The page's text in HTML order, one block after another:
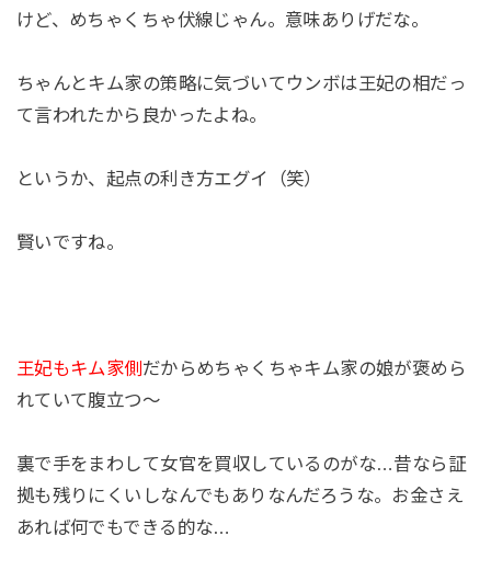
けど、めちゃくちゃ伏線じゃん。意味ありげだな。
ちゃんとキム家の策略に気づいてウンボは王妃の相だっ
て言われたから良かったよね。
というか、起点の利き方エグイ（笑）
賢いですね。
王妃もキム家側 だからめちゃくちゃキム家の娘が褒めら
れていて腹立つ～
裏で手をまわして女官を買収しているのがな…昔なら証
拠も残りにくいしなんでもありなんだろうな。お金さえ
あれば何でもできる的な…